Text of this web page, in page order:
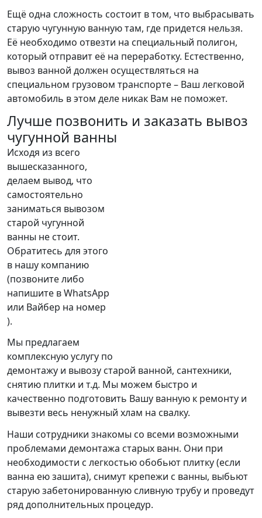
Ещё одна сложность состоит в том, что выбрасывать
старую чугунную ванную там, где придется нельзя.
Её необходимо отвезти на специальный полигон,
который отправит её на переработку. Естественно,
вывоз ванной должен осуществляться на
специальном грузовом транспорте – Ваш легковой
автомобиль в этом деле никак Вам не поможет.
Лучше позвонить и заказать вывоз
чугунной ванны
Исходя из всего
вышесказанного,
делаем вывод, что
самостоятельно
заниматься вывозом
старой чугунной
ванны не стоит.
Обратитесь для этого
в нашу компанию
(позвоните либо
напишите в WhatsApp
или Вайбер на номер
).
Мы предлагаем
комплексную услугу по
демонтажу и вывозу старой ванной, сантехники,
снятию плитки и т.д. Мы можем быстро и
качественно подготовить Вашу ванную к ремонту и
вывезти весь ненужный хлам на свалку.
Наши сотрудники знакомы со всеми возможными
проблемами демонтажа старых ванн. Они при
необходимости с легкостью обобьют плитку (если
ванна ею зашита), снимут крепежи с ванны, выбьют
старую забетонированную сливную трубу и проведут
ряд дополнительных процедур.